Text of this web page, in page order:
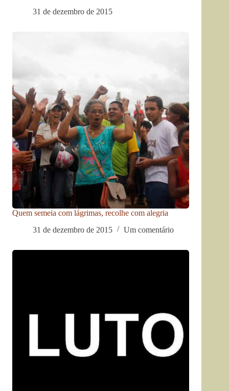
31 de dezembro de 2015
Quem semeia com lágrimas, recolhe com alegria
31 de dezembro de 2015
Um comentário